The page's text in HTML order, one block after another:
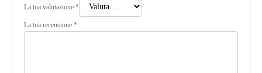
La tua valutazione *
La tua recensione *